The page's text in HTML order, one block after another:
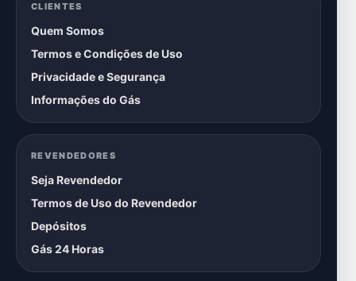
CLIENTES
Quem Somos
Termos e Condições de Uso
Privacidade e Segurança
Informações do Gás
REVENDEDORES
Seja Revendedor
Termos de Uso do Revendedor
Depósitos
Gás 24 Horas